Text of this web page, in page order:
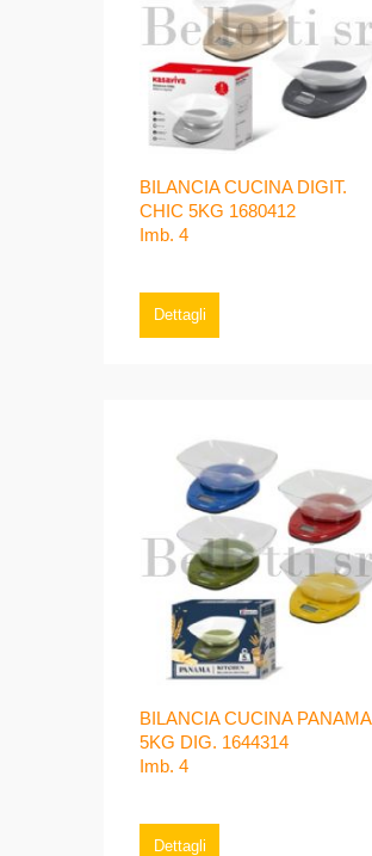
BILANCIA CUCINA DIGIT.
CHIC 5KG 1680412
Imb. 4
Dettagli
BILANCIA CUCINA PANAMA
5KG DIG. 1644314
Imb. 4
Dettagli